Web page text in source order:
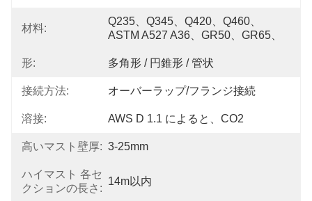
材料:
Q235、Q345、Q420、Q460、
ASTM A527 A36、GR50、GR65、
形: 多角形 / 円錐形 / 管状
接続方法: オーバーラップ/フランジ接続
溶接: AWS D 1.1 によると、CO2
高いマスト壁厚: 3-25mm
ハイマスト 各セ
クションの長さ:
14m以内